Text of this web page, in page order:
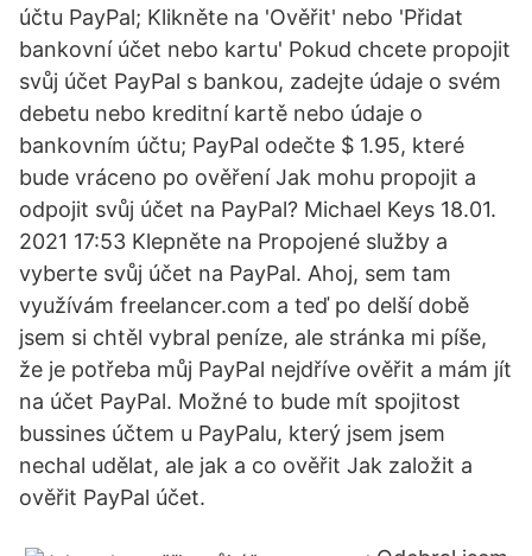
účtu PayPal; Klikněte na 'Ověřit' nebo 'Přidat
bankovní účet nebo kartu' Pokud chcete propojit
svůj účet PayPal s bankou, zadejte údaje o svém
debetu nebo kreditní kartě nebo údaje o
bankovním účtu; PayPal odečte $ 1.95, které
bude vráceno po ověření Jak mohu propojit a
odpojit svůj účet na PayPal? Michael Keys 18.01.
2021 17:53 Klepněte na Propojené služby a
vyberte svůj účet na PayPal. Ahoj, sem tam
využívám freelancer.com a teď po delší době
jsem si chtěl vybral peníze, ale stránka mi píše,
že je potřeba můj PayPal nejdříve ověřit a mám jít
na účet PayPal. Možné to bude mít spojitost
bussines účtem u PayPalu, který jsem jsem
nechal udělat, ale jak a co ověřit Jak založit a
ověřit PayPal účet.